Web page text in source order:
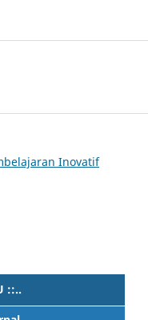
Inovatif
::..